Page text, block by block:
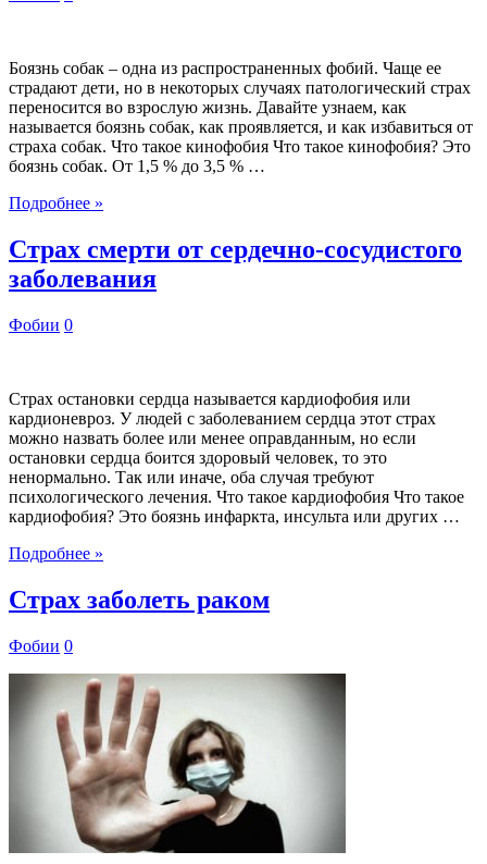
Боязнь собак – одна из распространенных фобий. Чаще ее
страдают дети, но в некоторых случаях патологический страх
переносится во взрослую жизнь. Давайте узнаем, как
называется боязнь собак, как проявляется, и как избавиться от
страха собак. Что такое кинофобия Что такое кинофобия? Это
боязнь собак. От 1,5 % до 3,5 % …
Подробнее »
Страх смерти от сердечно-сосудистого
заболевания
Фобии 0
Страх остановки сердца называется кардиофобия или
кардионевроз. У людей с заболеванием сердца этот страх
можно назвать более или менее оправданным, но если
остановки сердца боится здоровый человек, то это
ненормально. Так или иначе, оба случая требуют
психологического лечения. Что такое кардиофобия Что такое
кардиофобия? Это боязнь инфаркта, инсульта или других …
Подробнее »
Страх заболеть раком
Фобии 0